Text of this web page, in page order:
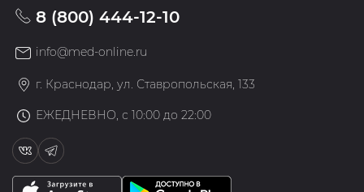
8 (800) 444-12-10
info@med-online.ru
г. Краснодар, ул. Ставропольская, 133
ЕЖЕДНЕВНО, с 10:00 до 22:00